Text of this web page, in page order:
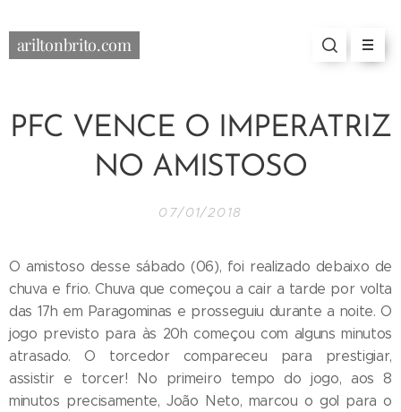
ariltonbrito.com
PFC VENCE O IMPERATRIZ
NO AMISTOSO
07/01/2018
O amistoso desse sábado (06), foi realizado debaixo de
chuva e frio. Chuva que começou a cair a tarde por volta
das 17h em Paragominas e prosseguiu durante a noite. O
jogo previsto para às 20h começou com alguns minutos
atrasado. O torcedor compareceu para prestigiar,
assistir e torcer! No primeiro tempo do jogo, aos 8
minutos precisamente, João Neto, marcou o gol para o